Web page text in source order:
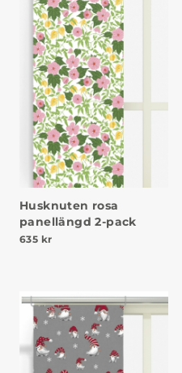
Husknuten rosa
panellängd 2-pack
635 kr